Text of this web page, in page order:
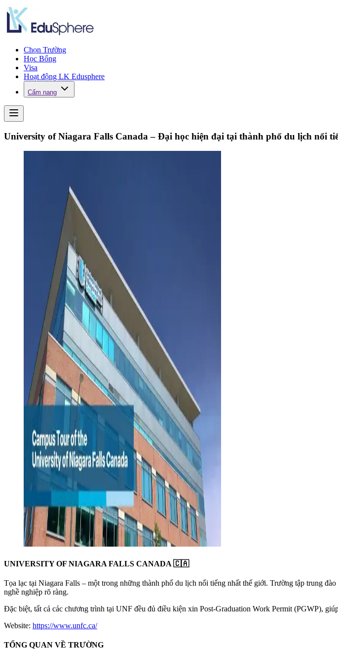
Chọn Trường
Học Bổng
Visa
Hoạt động LK Edusphere
Cẩm nang
University of Niagara Falls Canada – Đại học hiện đại tại thành phố du lịch nổi
UNIVERSITY OF NIAGARA FALLS CANADA 🇨🇦
Tọa lạc tại Niagara Falls – một trong những thành phố du lịch nổi tiếng nhất thế giới. Trường tập trung
nghề nghiệp rõ ràng.
Đặc biệt, tất cả các chương trình tại UNF đều đủ điều kiện xin Post‑Graduation Work Permit (PGWP),
Website: https://www.unfc.ca/
TỔNG QUAN VỀ TRƯỜNG